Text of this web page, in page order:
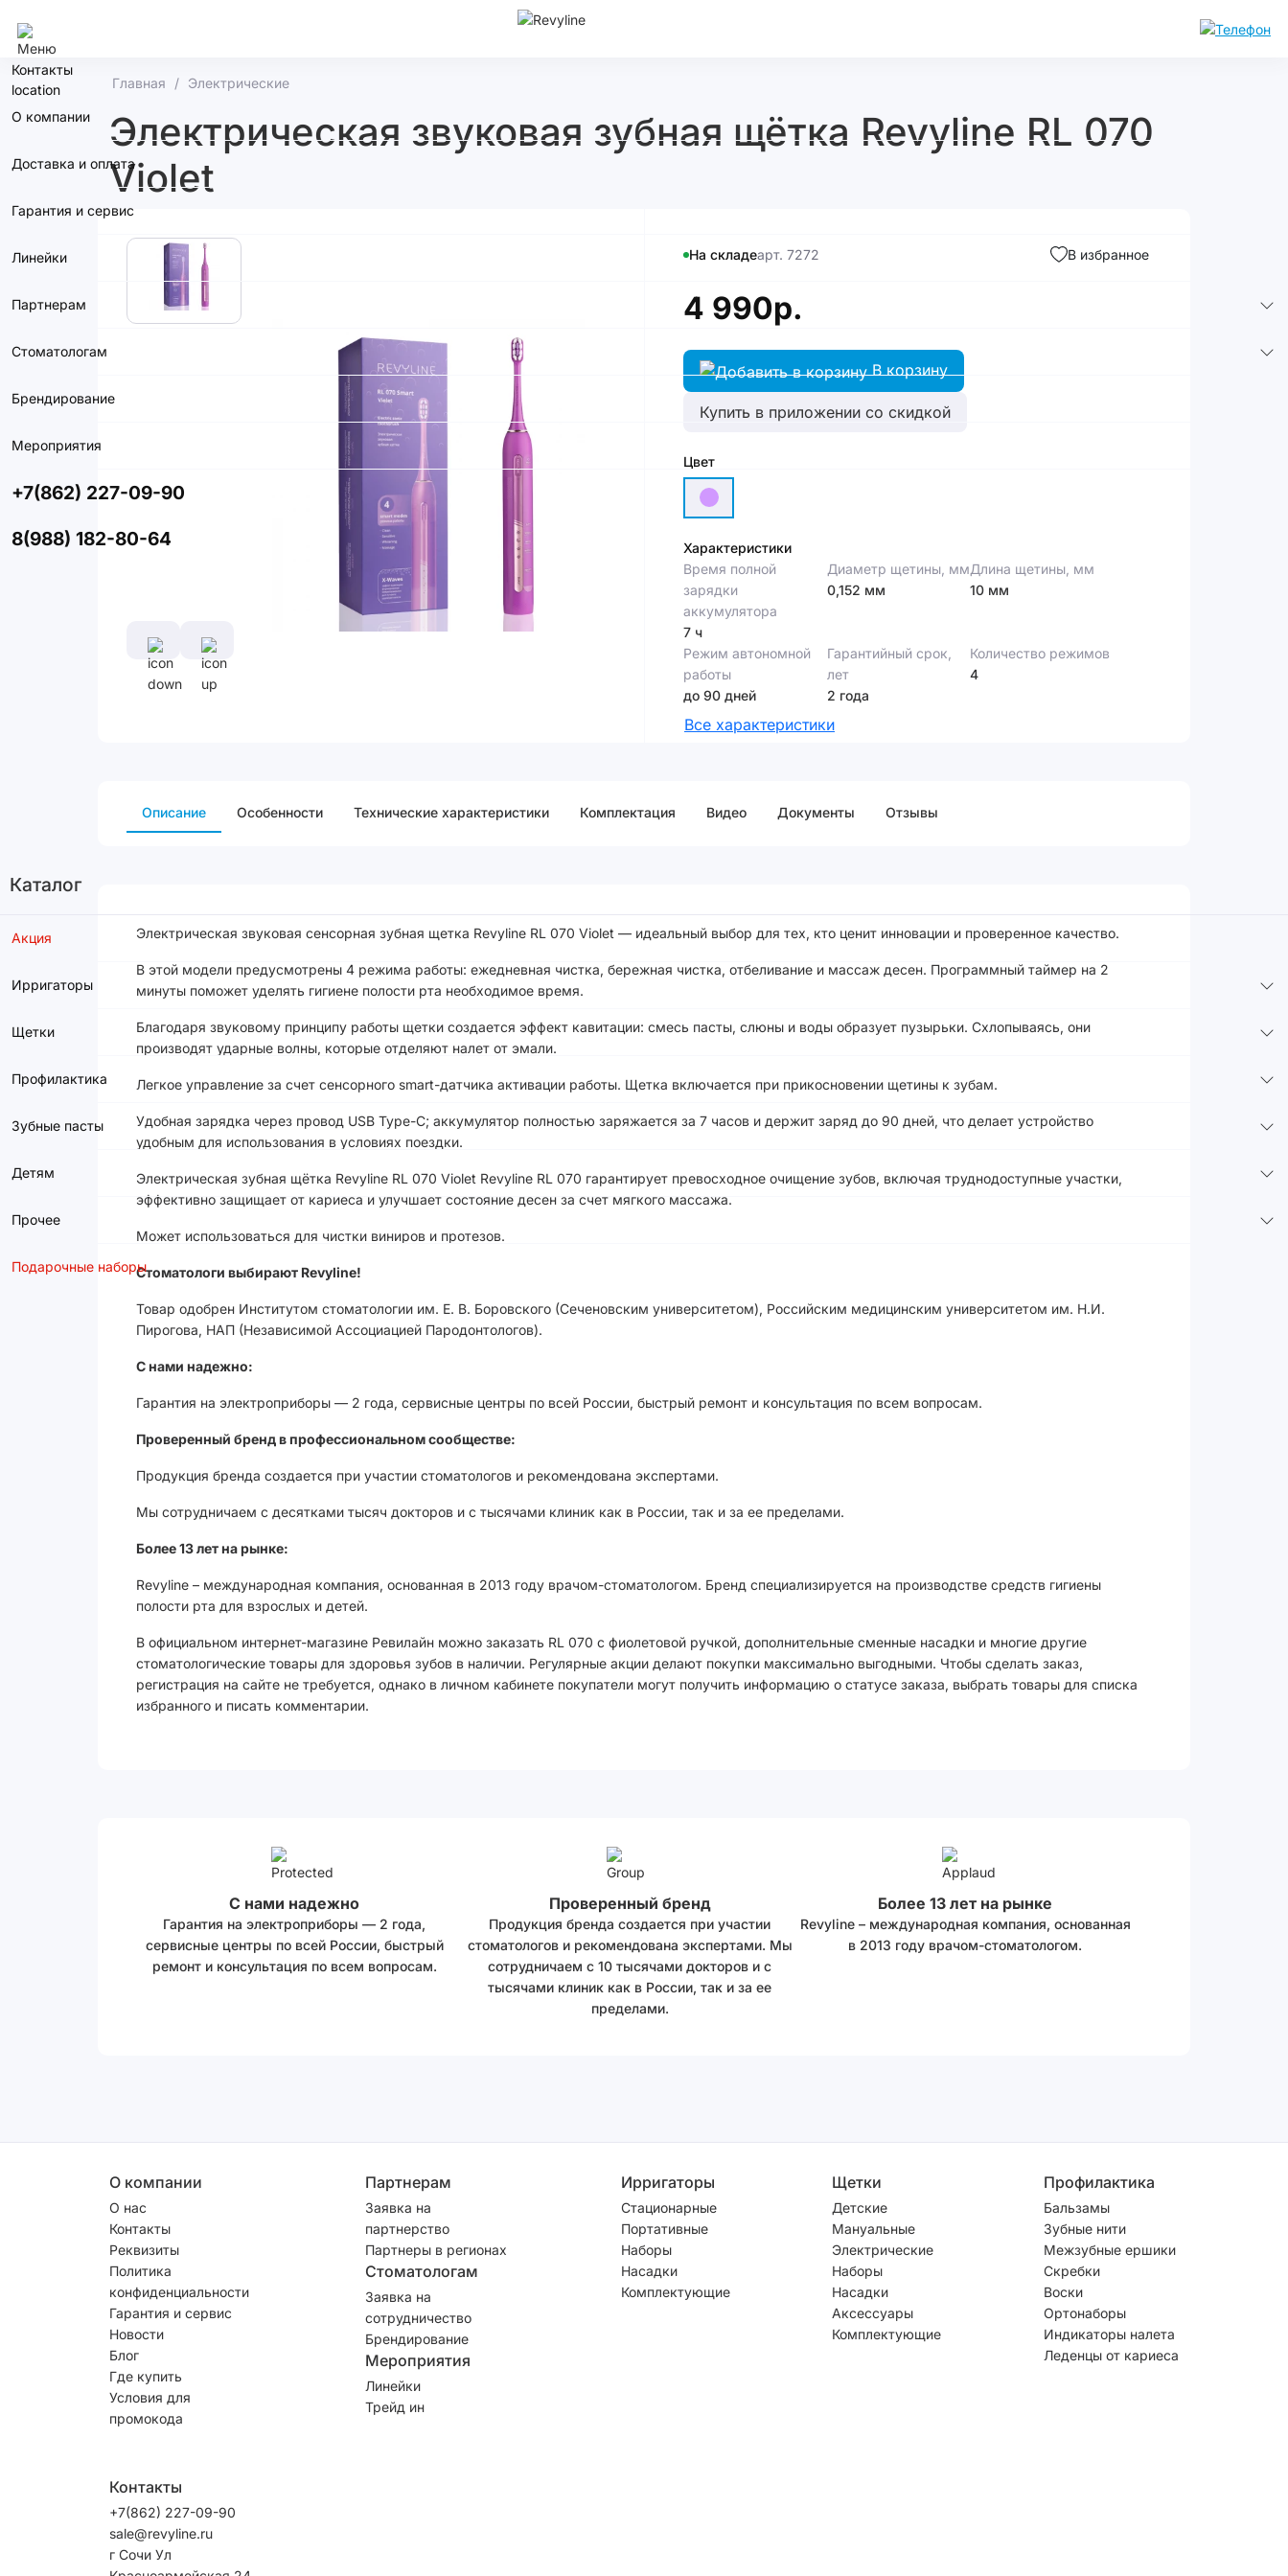
Контакты
О компании
Доставка и оплата
Гарантия и сервис
Линейки
Партнерам
Стоматологам
Брендирование
Мероприятия
+7(862) 227-09-90
8(988) 182-80-64
Каталог
Акция
Ирригаторы
Щетки
Профилактика
Зубные пасты
Детям
Прочее
Подарочные наборы
Главная Электрические
Электрическая звуковая зубная щётка Revyline RL 070
Violet
На складеарт. 7272 В избранное
4 990р.
В корзину
Купить в приложении со скидкой
Цвет
Характеристики
Время полной
зарядки
аккумулятора
7 ч
Диаметр щетины, мм
0,152 мм
Длина щетины, мм
10 мм
Режим автономной
работы
до 90 дней
Гарантийный срок,
лет
2 года
Количество режимов
4
Все характеристики
Описание Особенности Технические характеристики Комплектация Видео Документы Отзывы
Электрическая звуковая сенсорная зубная щетка Revyline RL 070 Violet — идеальный выбор для тех, кто ценит инновации и проверенное качество.
В этой модели предусмотрены 4 режима работы: ежедневная чистка, бережная чистка, отбеливание и массаж десен. Программный таймер на 2
минуты поможет уделять гигиене полости рта необходимое время.
Благодаря звуковому принципу работы щетки создается эффект кавитации: смесь пасты, слюны и воды образует пузырьки. Схлопываясь, они
производят ударные волны, которые отделяют налет от эмали.
Легкое управление за счет сенсорного smart-датчика активации работы. Щетка включается при прикосновении щетины к зубам.
Удобная зарядка через провод USB Type-C; аккумулятор полностью заряжается за 7 часов и держит заряд до 90 дней, что делает устройство
удобным для использования в условиях поездки.
Электрическая зубная щётка Revyline RL 070 Violet Revyline RL 070 гарантирует превосходное очищение зубов, включая труднодоступные участки,
эффективно защищает от кариеса и улучшает состояние десен за счет мягкого массажа.
Может использоваться для чистки виниров и протезов.
Стоматологи выбирают Revyline!
Товар одобрен Институтом стоматологии им. Е. В. Боровского (Сеченовским университетом), Российским медицинским университетом им. Н.И.
Пирогова, НАП (Независимой Ассоциацией Пародонтологов).
С нами надежно:
Гарантия на электроприборы — 2 года, сервисные центры по всей России, быстрый ремонт и консультация по всем вопросам.
Проверенный бренд в профессиональном сообществе:
Продукция бренда создается при участии стоматологов и рекомендована экспертами.
Мы сотрудничаем с десятками тысяч докторов и с тысячами клиник как в России, так и за ее пределами.
Более 13 лет на рынке:
Revyline – международная компания, основанная в 2013 году врачом-стоматологом. Бренд специализируется на производстве средств гигиены
полости рта для взрослых и детей.
В официальном интернет-магазине Ревилайн можно заказать RL 070 с фиолетовой ручкой, дополнительные сменные насадки и многие другие
стоматологические товары для здоровья зубов в наличии. Регулярные акции делают покупки максимально выгодными. Чтобы сделать заказ,
регистрация на сайте не требуется, однако в личном кабинете покупатели могут получить информацию о статусе заказа, выбрать товары для списка
избранного и писать комментарии.
С нами надежно
Гарантия на электроприборы — 2 года,
сервисные центры по всей России, быстрый
ремонт и консультация по всем вопросам.
Проверенный бренд
Продукция бренда создается при участии
стоматологов и рекомендована экспертами. Мы
сотрудничаем с 10 тысячами докторов и с
тысячами клиник как в России, так и за ее
пределами.
Более 13 лет на рынке
Revyline – международная компания, основанная
в 2013 году врачом-стоматологом.
О компании
О нас
Контакты
Реквизиты
Политика
конфиденциальности
Гарантия и сервис
Новости
Блог
Где купить
Условия для
промокода
Партнерам
Заявка на
партнерство
Партнеры в регионах
Стоматологам
Заявка на
сотрудничество
Брендирование
Мероприятия
Линейки
Трейд ин
Ирригаторы
Стационарные
Портативные
Наборы
Насадки
Комплектующие
Щетки
Детские
Мануальные
Электрические
Наборы
Насадки
Аксессуары
Комплектующие
Профилактика
Бальзамы
Зубные нити
Межзубные ершики
Скребки
Воски
Ортонаборы
Индикаторы налета
Леденцы от кариеса
Контакты
+7(862) 227-09-90
sale@revyline.ru
г Сочи Ул